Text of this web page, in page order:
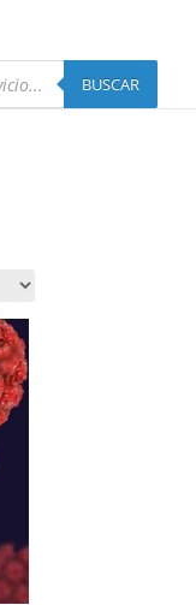
BUSCAR